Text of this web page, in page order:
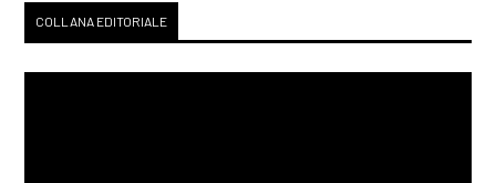
COLLANA EDITORIALE